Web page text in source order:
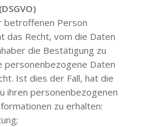
betroffenen Person
das Recht, vom die Daten
die Bestätigung zu
Daten
Ist dies der Fall, hat die
ihren personenbezogenen
zu erhalten: